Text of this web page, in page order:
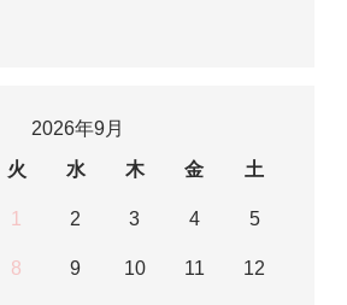
2026年9月
火 水 木 金 土
1 2 3 4 5
8 9 10 11 12